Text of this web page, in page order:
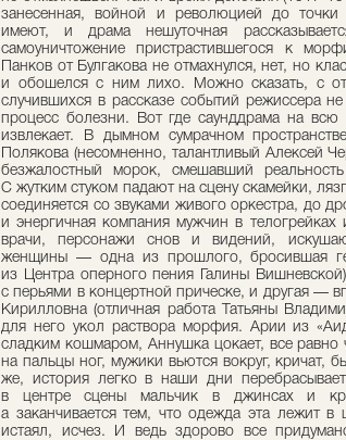
занесенная, войной и революцией до точки
имеют, и драма нешуточная
самоуничтожение пристрастившегося к
Панков от Булгакова не отмахнулся, нет, но
и обошелся с ним лихо. Можно сказать, с
случившихся в рассказе событий режиссера
процесс болезни. Вот где саунддрама на всю
извлекает. В дымном сумрачном
Полякова (несомненно, талантливый Алексей
безжалостный морок, смешавший
С жутким стуком падают на сцену скамейки,
соединяется со звуками живого оркестра, до
и энергичная компания мужчин в
врачи, персонажи снов и видений,
женщины — одна из прошлого, бросившая
из Центра оперного пения Галины
с перьями в концертной прическе, и другая —
Кирилловна (отличная работа Татьяны
для него укол раствора морфия. Арии из
сладким кошмаром, Аннушка цокает, все равно
на пальцы ног, мужики вьются вокруг, кричат,
же, история легко в наши дни
в центре сцены мальчик в джинсах и
а заканчивается тем, что одежда эта лежит в
истаял, исчез. И ведь здорово все